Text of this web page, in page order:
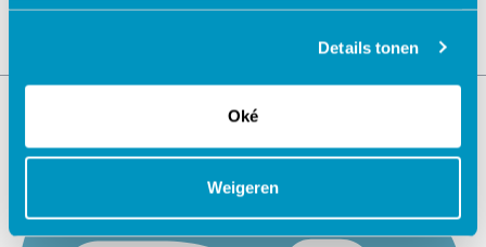
Details tonen
Oké
Weigeren